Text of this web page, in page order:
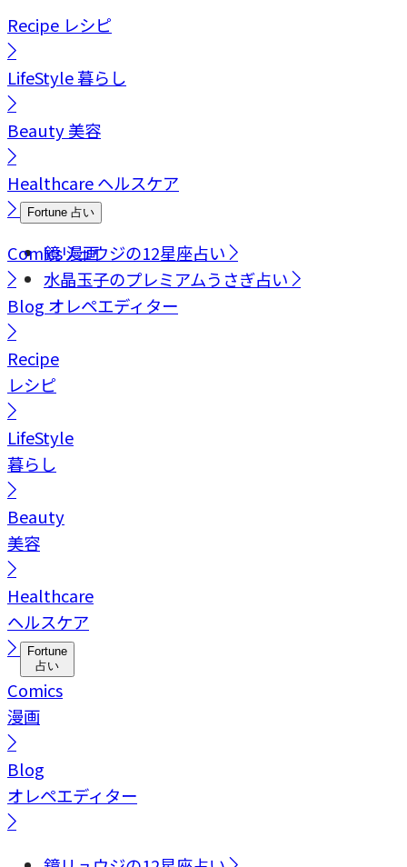
Recipe レシピ
LifeStyle暮らし
Beauty美容
Healthcareヘルスケア
Fortune 占い
鏡リュウジの12星座占い
水晶玉子のプレミアムうさぎ占い
Comics漫画
Blog オレペエディター
Recipe
レシピ
LifeStyle
暮らし
Beauty
美容
Healthcare
ヘルスケア
Fortune
占い
Comics
漫画
Blog
オレペエディター